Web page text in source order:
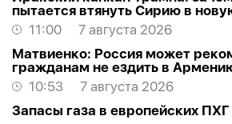
пытается втянуть Сирию в
АНАЛИТИКА
11:00
7 августа 2026
Матвиенко: Россия может
гражданам не ездить в
10:53
7 августа 2026
Запасы газа в европейских